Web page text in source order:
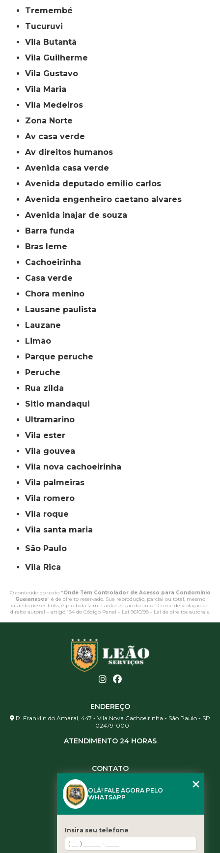
Tremembé
Tucuruvi
Vila Butantã
Vila Guilherme
Vila Gustavo
Vila Maria
Vila Medeiros
Zona Norte
av casa verde
av direitos humanos
avenida casa verde
avenida deputado emilio carlos
avenida engenheiro caetano alvares
avenida inajar de souza
barra funda
bras leme
cachoeirinha
casa verde
chora menino
lausane paulista
lauzane
limão
parque peruche
peruche
rua zilda
sitio mandaqui
ultramarino
vila ester
vila gouvea
vila nova cachoeirinha
vila palmeiras
vila romero
vila roque
vila santa maria
São Paulo
Vila Rica
O conteúdo do texto "Onde Tem Controlador de Acesso para Condomínio
Guaianases" é de direito reservado. Sua reprodução, parcial ou total, mesmo
citando nossos links, é proibida sem a autorização do autor. Crime de violação de
direito autoral – artigo 184 do Código Penal – Lei 9610/98 - Lei de direitos autorais
ENDEREÇO
R. Franklin do Amaral, 447 - Vila Nova Cachoeirinha - São Paulo - SP
- 02479-000
ATENDIMENTO 24 HORAS
CONTATO
(11) 3461-5871
contato@leaoservicos.com.br
OLÁ! FALE AGORA PELO
WHATSAPP
Insira seu telefone